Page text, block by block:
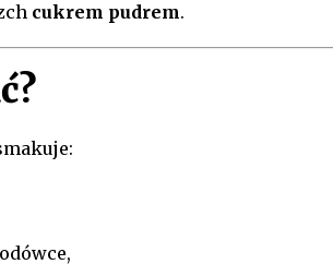
cukrem pudrem.